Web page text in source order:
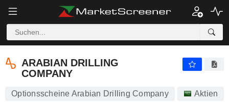
ARABIAN DRILLING
COMPANY
Optionsscheine Arabian Drilling Company Aktien